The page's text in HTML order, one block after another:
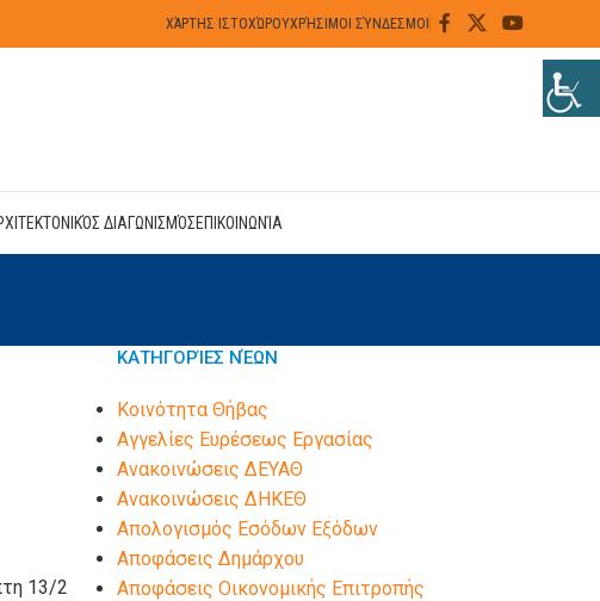
ΧΆΡΤΗΣ ΙΣΤΟΧΏΡΟΥΧΡΉΣΙΜΟΙ ΣΎΝΔΕΣΜΟΙ
ΔΙΑΓΩΝΙΣΜΌΣΕΠΙΚΟΙΝΩΝΊΑ
13/2
ΚΑΤΗΓΟΡΊΕΣ ΝΈΩΝ
Kοινότητα Θήβας
Αγγελίες Ευρέσεως Εργασίας
Ανακοινώσεις ΔΕΥΑΘ
Ανακοινώσεις ΔΗΚΕΘ
Απολογισμός Εσόδων Εξόδων
Αποφάσεις Δημάρχου
Αποφάσεις Οικονομικής Επιτροπής